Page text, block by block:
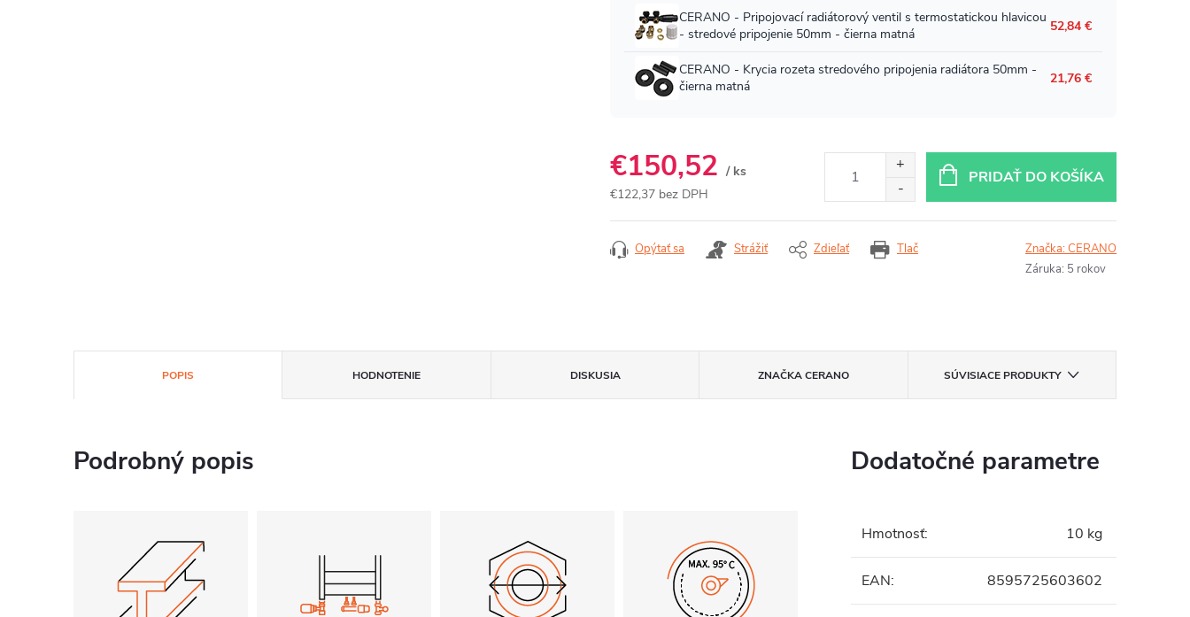
€150,52 / ks
€122,37 bez DPH
PRIDAŤ DO KOŠÍKA
Tlač
Opýtať sa Strážiť Zdieľať Značka:CERANO
Záruka: 5 rokov
POPIS HODNOTENIE DISKUSIA ZNAČKACERANO SÚVISIACE PRODUKTY
Podrobný popis Dodatočné parametre
Hmotnosť: 10 kg
EAN: 8595725603602